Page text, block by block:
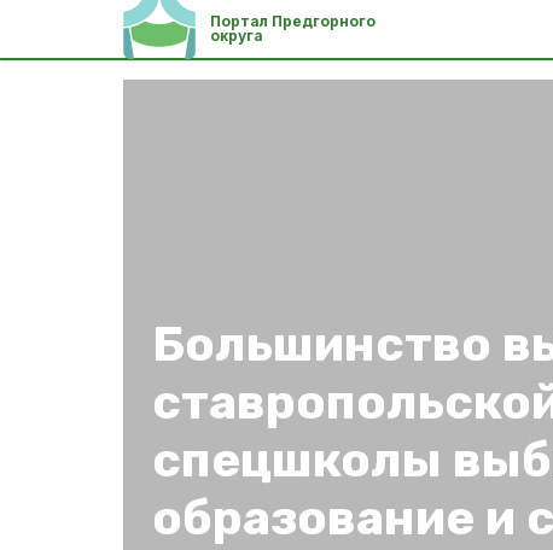
Портал Предгорного
округа
Большинство
спецшколы
образование и